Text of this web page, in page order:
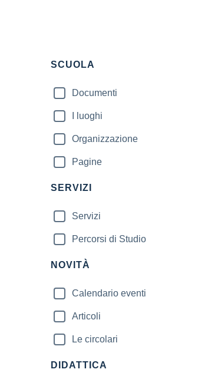
Filtri
SCUOLA
Documenti
I luoghi
Organizzazione
Pagine
SERVIZI
Servizi
Percorsi di Studio
NOVITÀ
Calendario eventi
Articoli
Le circolari
DIDATTICA